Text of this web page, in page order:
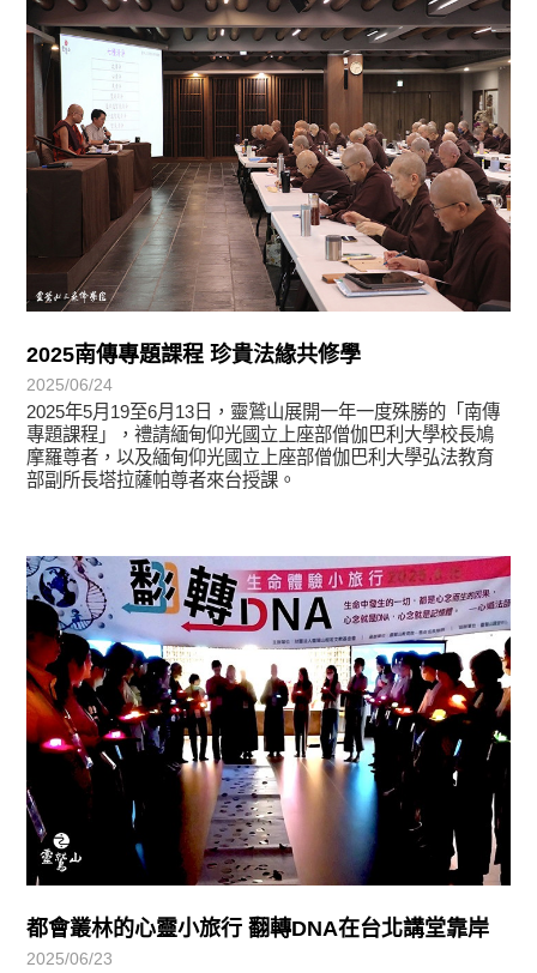
2025南傳專題課程 珍貴法緣共修學
2025/06/24
2025年5月19至6月13日，靈鷲山展開一年一度殊勝的「南傳
專題課程」，禮請緬甸仰光國立上座部僧伽巴利大學校長鳩
摩羅尊者，以及緬甸仰光國立上座部僧伽巴利大學弘法教育
部副所長塔拉薩帕尊者來台授課。
都會叢林的心靈小旅行 翻轉DNA在台北講堂靠岸
2025/06/23
學習分享